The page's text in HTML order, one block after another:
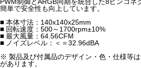
簡単で安全性も向上しています。
■ 本体寸法：140x140x25mm
■ 回転速度：500～1700rpm±10%
■ 最大風量：64.56CFM
■ ノイズレベル：＜＝32.96dBA
※ 製品及び付属品のデザイン・色・仕様等
があります。